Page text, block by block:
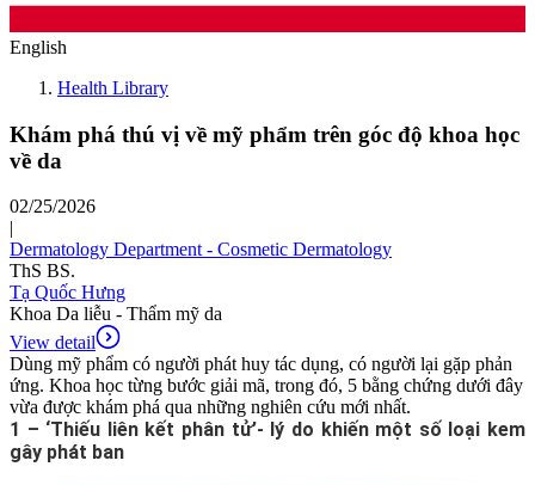
English
Health Library
Khám phá thú vị về mỹ phẩm trên góc độ khoa học
về da
02/25/2026
|
Dermatology Department - Cosmetic Dermatology
ThS BS.
Tạ Quốc Hưng
Khoa Da liễu - Thẩm mỹ da
View detail
Dùng mỹ phẩm có người phát huy tác dụng, có người lại gặp phản
ứng. Khoa học từng bước giải mã, trong đó, 5 bằng chứng dưới đây
vừa được khám phá qua những nghiên cứu mới nhất.
1 – ‘Thiếu liên kết phân tử’- lý do khiến một số loại kem
gây phát ban